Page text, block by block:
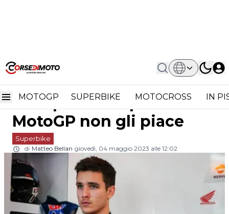
MOTOGP SUPERBIKE MOTOCROSS IN
Home Superbike
Lecuona Felice Di Tornare In
Lecuona felice di tornare
in Superbike: questa
MotoGP non gli piace
Superbike
di Matteo Bellan giovedì, 04 maggio 2023 alle 12:02